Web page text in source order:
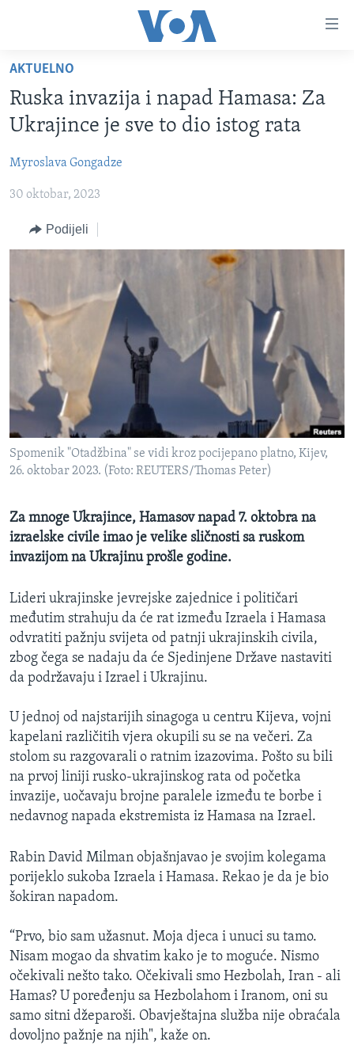
glavni
sadržaj
Pređi
na
glavnu
navigaciju
Idi
pretragu
TV PROGRAM
VIDEO
FOTOGRAFIJE DANA
VIJESTI
SJEDINJENE AMERIČKE DRŽAVE
BOSNA I HERCEGOVINA
NAUKA I TEHNOLOGIJA
SPECIJALNI PROJEKTI
KORUPCIJA
SLOBODA MEDIJA
ŽENSKA STRANA
IZBJEGLIČKA STRANA
MAGAZIN
O GLASU AMERIKE
Learning English
Jezici
AKTUELNO
Ruska invazija i napad Hamasa: Za
Ukrajince je sve to dio istog rata
Myroslava Gongadze
30 oktobar, 2023
Podijeli
Spomenik "Otadžbina" se vidi kroz pocijepano platno, Kijev,
26. oktobar 2023. (Foto: REUTERS/Thomas Peter)
Za mnoge Ukrajince, Hamasov napad 7. oktobra na
izraelske civile imao je velike sličnosti sa ruskom
invazijom na Ukrajinu prošle godine.
Lideri ukrajinske jevrejske zajednice i političari
međutim strahuju da će rat između Izraela i Hamasa
odvratiti pažnju svijeta od patnji ukrajinskih civila,
zbog čega se nadaju da će Sjedinjene Države nastaviti
da podržavaju i Izrael i Ukrajinu.
U jednoj od najstarijih sinagoga u centru Kijeva, vojni
kapelani različitih vjera okupili su se na večeri. Za
stolom su razgovarali o ratnim izazovima. Pošto su bili
na prvoj liniji rusko-ukrajinskog rata od početka
invazije, uočavaju brojne paralele između te borbe i
nedavnog napada ekstremista iz Hamasa na Izrael.
Rabin David Milman objašnjavao je svojim kolegama
porijeklo sukoba Izraela i Hamasa. Rekao je da je bio
šokiran napadom.
“Prvo, bio sam užasnut. Moja djeca i unuci su tamo.
Nisam mogao da shvatim kako je to moguće. Nismo
očekivali nešto tako. Očekivali smo Hezbolah, Iran - ali
Hamas? U poređenju sa Hezbolahom i Iranom, oni su
samo sitni džeparoši. Obavještajna služba nije obraćala
dovoljno pažnje na njih", kaže on.